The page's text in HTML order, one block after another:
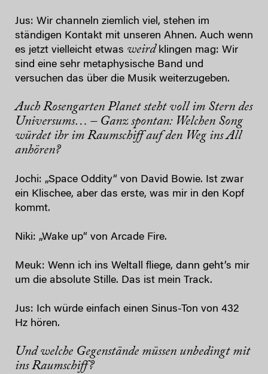
Jus: Wir channeln ziemlich viel, stehen im
ständigen Kontakt mit unseren Ahnen. Auch wenn
es jetzt vielleicht etwas weirdklingen mag: Wir
sind eine sehr metaphysische Band und
versuchen das über die Musik weiterzugeben.
Auch Rosengarten Planet steht voll im Stern des
Universums… – Ganz spontan: Welchen Song
würdet ihr im Raumschiff auf den Weg ins All
anhören?
Jochi: „Space Oddity“ von David Bowie. Ist zwar
ein Klischee, aber das erste, was mir in den Kopf
kommt.
Niki: „Wake up“ von Arcade Fire.
Meuk: Wenn ich ins Weltall fliege, dann geht’s mir
um die absolute Stille. Das ist mein Track.
Jus: Ich würde einfach einen Sinus-Ton von 432
Hz hören.
Und welche Gegenstände müssen unbedingt mit
ins Raumschiff?